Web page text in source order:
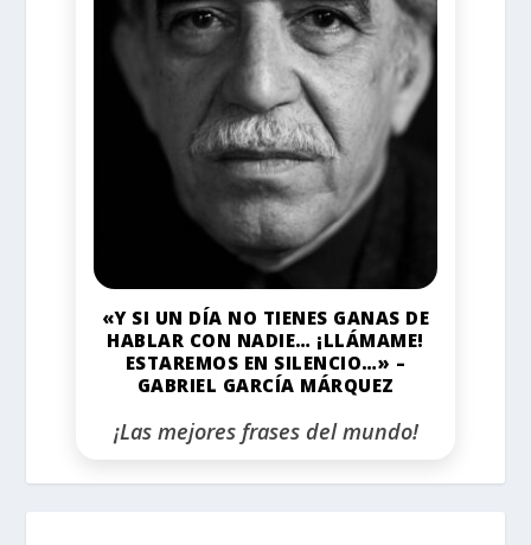
«Y SI UN DÍA NO TIENES GANAS DE
HABLAR CON NADIE… ¡LLÁMAME!
ESTAREMOS EN SILENCIO…» –
GABRIEL GARCÍA MÁRQUEZ
¡Las mejores frases del mundo!